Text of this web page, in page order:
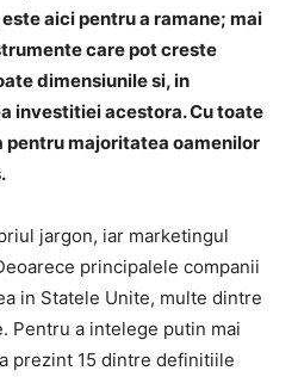
aici pentru a ramane; mai
care pot creste
dimensiunile si, in
investitiei acestora. Cu toate
pentru majoritatea oamenilor
jargon, iar marketingul
principalele companii
in Statele Unite, multe dintre
Pentru a intelege putin mai
prezint 15 dintre definitiile